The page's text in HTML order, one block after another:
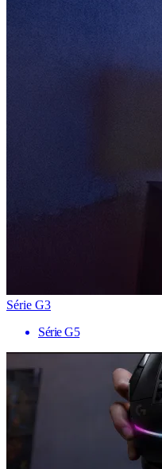
Série G3
Série G5